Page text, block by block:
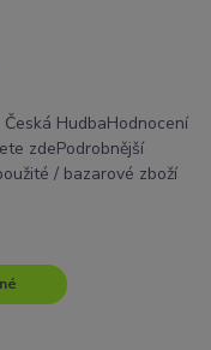
HudbaHodnocení
zdePodrobnější
/ bazarové zboží